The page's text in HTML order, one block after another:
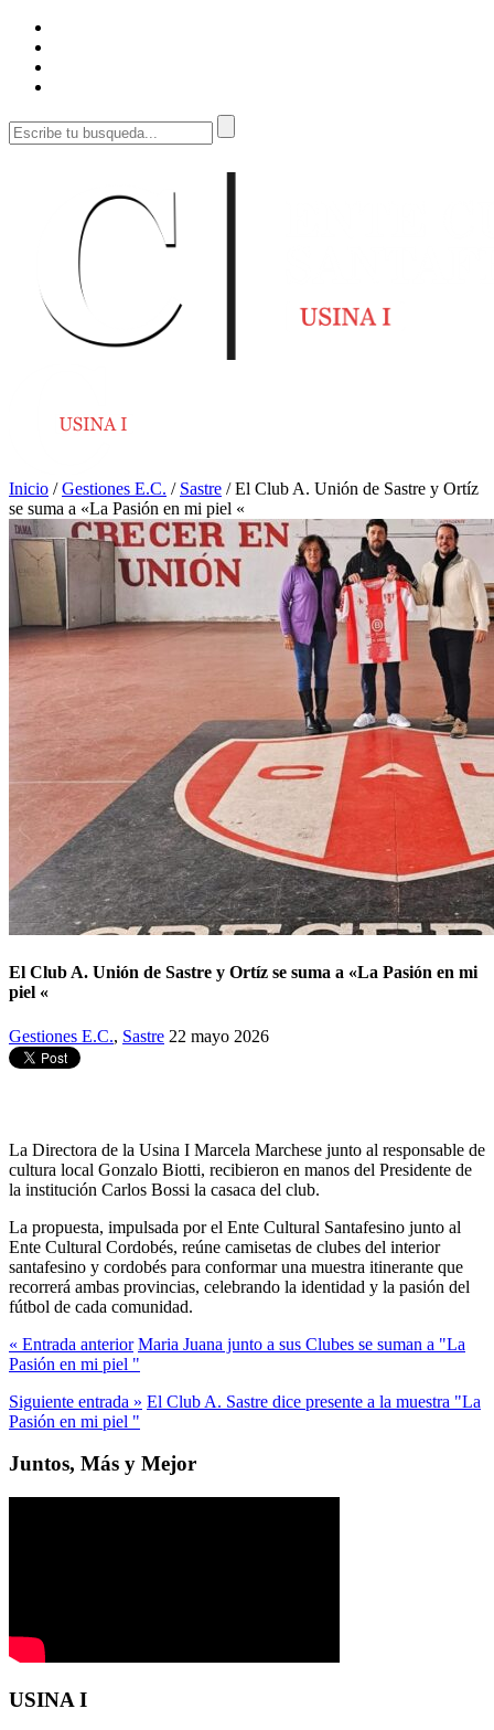
Inicio /Gestiones E.C. / Sastre /El Club A. Unión de Sastre y Ortíz
se suma a «La Pasión en mi piel «
El Club A. Unión de Sastre y Ortíz se suma a «La Pasión en mi
piel «
Gestiones E.C., Sastre 22 mayo 2026
La Directora de la Usina I Marcela Marchese junto al responsable de
cultura local Gonzalo Biotti, recibieron en manos del Presidente de
la institución Carlos Bossi la casaca del club.
La propuesta, impulsada por el Ente Cultural Santafesino junto al
Ente Cultural Cordobés, reúne camisetas de clubes del interior
santafesino y cordobés para conformar una muestra itinerante que
recorrerá ambas provincias, celebrando la identidad y la pasión del
fútbol de cada comunidad.
« Entrada anterior Maria Juana junto a sus Clubes se suman a "La
Pasión en mi piel "
Siguiente entrada » El Club A. Sastre dice presente a la muestra "La
Pasión en mi piel "
Juntos, Más y Mejor
USINA I